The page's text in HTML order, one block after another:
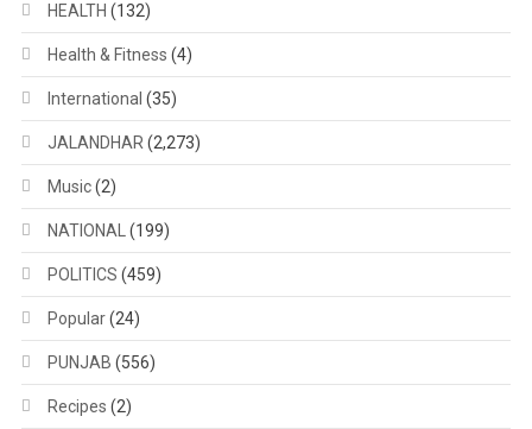
HEALTH (132)
Health & Fitness (4)
International (35)
JALANDHAR(2,273)
Music(2)
NATIONAL(199)
POLITICS (459)
Popular(24)
PUNJAB (556)
Recipes (2)